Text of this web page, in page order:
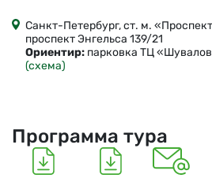
Санкт-Петербург, ст. м.
проспект Энгельса 139/21
Ориентир: парковка ТЦ
(схема)
Программа тура